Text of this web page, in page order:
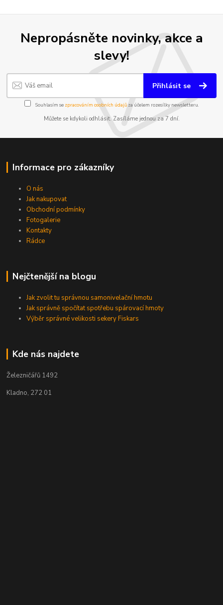
Nepropásněte novinky, akce a
slevy!
Přihlásit se
Souhlasím se zpracováním osobních údajůza účelem rozesílky newsletteru.
Můžete se kdykoli odhlásit. Zasíláme jednou za 7 dní.
Informace pro zákazníky
O nás
Jak nakupovat
Obchodní podmínky
Fotogalerie
Kontakty
Rádce
Nejčtenější na blogu
Jak zvolit tu správnou samonivelační hmotu
Jak správně spočítat spotřebu spárovací hmoty
Výběr správné velikosti sekery Fiskars
Kde nás najdete
Železničářů 1492
Kladno, 272 01